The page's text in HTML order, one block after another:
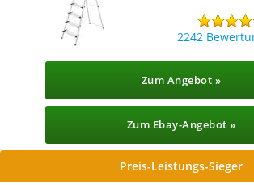
2242
Zum Angebot »
Zum Ebay-Angebot »
Preis-Leistungs-Sieger